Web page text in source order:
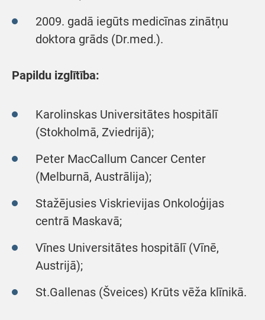
2009. gadā iegūts medicīnas zinātņu
doktora grāds (Dr.med.).
Papildu izglītība:
Karolinskas Universitātes hospitālī
(Stokholmā, Zviedrijā);
Peter MacCallum Cancer Center
(Melburnā‚ Austrālija);
Stažējusies Viskrievijas Onkoloģijas
centrā Maskavā;
Vīnes Universitātes hospitālī (Vīnē,
Austrijā);
St.Gallenas (Šveices) Krūts vēža klīnikā.